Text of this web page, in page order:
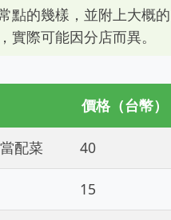
點的幾樣，並附上大概的
際可能因分店而異。
價格（台幣）
配菜 40
15